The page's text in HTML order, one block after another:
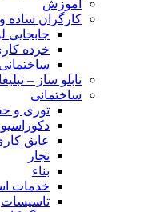
آموزش
کارگران ساده
جابجایی
خرده
ساختمانی
تابلو ساز –
ساختمانی
توری و
عایق
نجار
بناء
خدمات
تاسیسات